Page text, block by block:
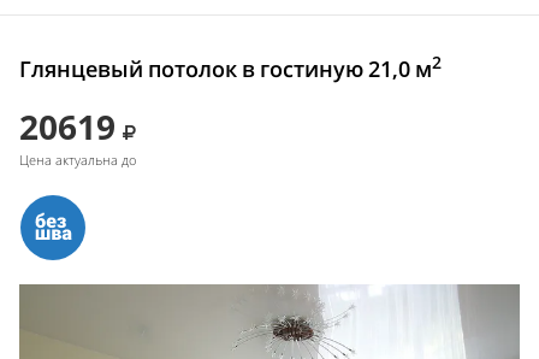
Глянцевый потолок в гостиную 21,0 м2
20619
Цена актуальна до